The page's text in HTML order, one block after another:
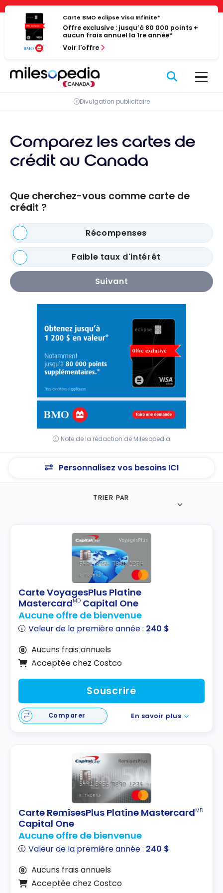
Panneau de gestion des cookies
Passer
contenu
Carte BMO eclipse Visa Infinite*
Offre exclusive : jusqu’à 80 000 points +
aucun frais annuel la 1re année*
Voir l'offre
Divulgation publicitaire
Comparez les cartes de
crédit au Canada
Que cherchez-vous comme carte de
crédit ?
Récompenses
Faible taux d'intérêt
Suivant
Note de la rédaction de Milesopedia
Personnalisez vos besoins ICI
TRIER PAR
Carte VoyagesPlus Platine
MastercardMD Capital One
Aucune offre de bienvenue
Valeur de la première année : 240 $
Aucuns frais annuels
Acceptée chez Costco
Souscrire
Comparer En savoir plus
Carte RemisesPlus Platine MastercardMD
Capital One
Aucune offre de bienvenue
Valeur de la première année : 240 $
Aucuns frais annuels
Acceptée chez Costco